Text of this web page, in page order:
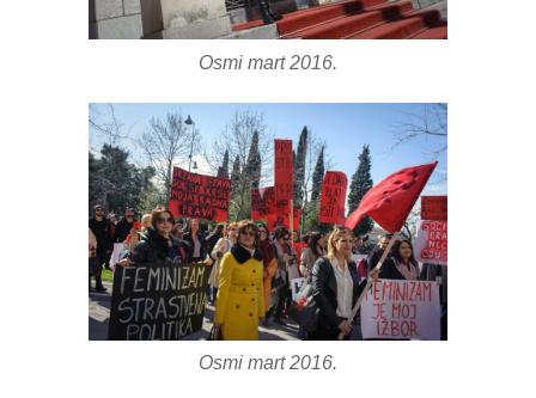
Osmi mart 2016.
Osmi mart 2016.